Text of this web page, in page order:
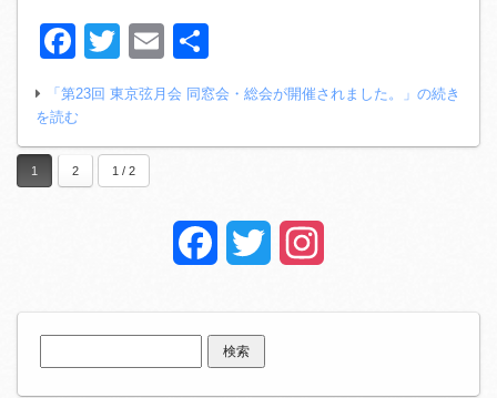
Facebook
TwitterEmail
有
「第23回 東京弦月会 同窓会・総会が開催されました。」の続き
を読む
1 2 1 / 2
FacebookTwitter
索: